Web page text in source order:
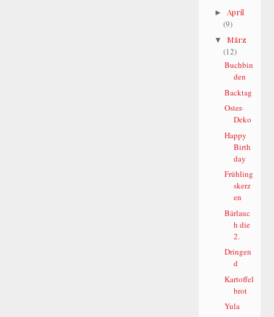
► April
(9)
▼ März
(12)
Buchbin
den
Backtag
Oster-
Deko
Happy
Birth
day
Frühling
skerz
en
Bärlauc
h die
2.
Dringen
d
Kartoffel
brot
Yula